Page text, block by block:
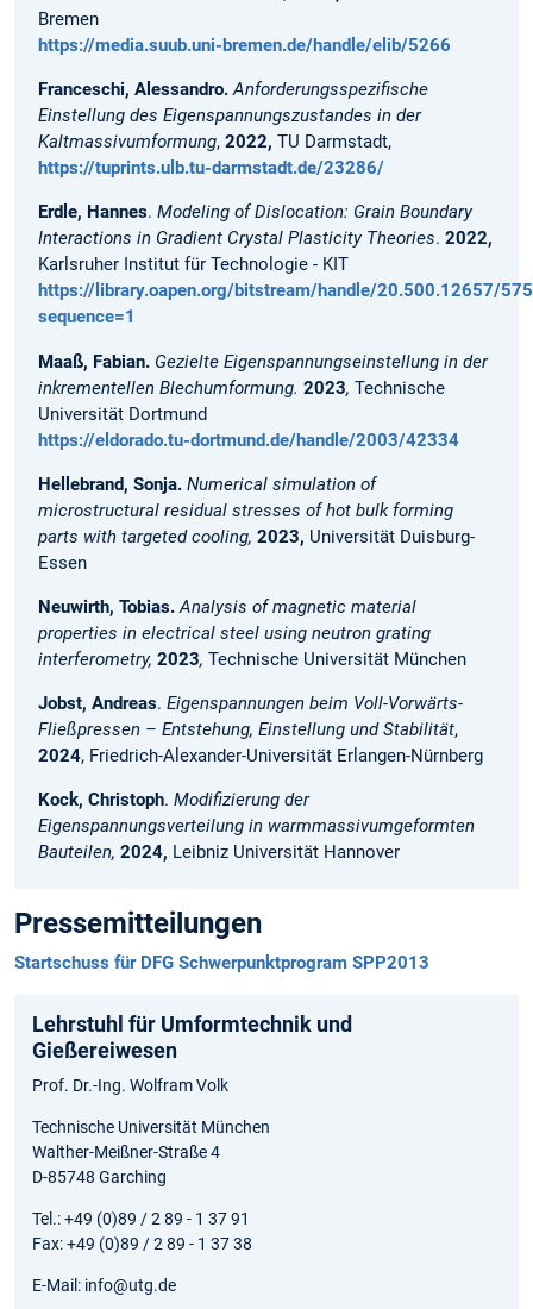
Bremen
https://media.suub.uni-bremen.de/handle/elib/5266
Franceschi, Alessandro.Anforderungsspezifische
Einstellung des Eigenspannungszustandes in der
Kaltmassivumformung, 2022, TU Darmstadt,
https://tuprints.ulb.tu-darmstadt.de/23286/
Erdle, Hannes. Modeling of Dislocation: Grain Boundary
Interactions in Gradient Crystal Plasticity Theories. 2022,
Karlsruher Institut für Technologie - KIT
https://library.oapen.org/bitstream/handle/20.500.12657/
sequence=1
Maaß, Fabian. Gezielte Eigenspannungseinstellung in der
inkrementellen Blechumformung. 2023, Technische
Universität Dortmund
https://eldorado.tu-dortmund.de/handle/2003/42334
Hellebrand, Sonja. Numerical simulation of
microstructural residual stresses of hot bulk forming
parts with targeted cooling, 2023, Universität Duisburg-
Essen
Neuwirth, Tobias.Analysis of magnetic material
properties in electrical steel using neutron grating
interferometry, 2023, Technische Universität München
Jobst, Andreas. Eigenspannungen beim Voll-Vorwärts-
Fließpressen – Entstehung, Einstellung und Stabilität,
2024, Friedrich-Alexander-Universität Erlangen-Nürnberg
Kock, Christoph. Modifizierung der
Eigenspannungsverteilung in warmmassivumgeformten
Bauteilen, 2024, Leibniz Universität Hannover
Pressemitteilungen
Startschuss für DFG Schwerpunktprogram SPP2013
Lehrstuhl für Umformtechnik und
Gießereiwesen
Prof. Dr.-Ing. Wolfram Volk
Technische Universität München
Walther-Meißner-Straße 4
D-85748 Garching
Tel.: +49 (0)89 / 2 89 - 1 37 91
Fax: +49 (0)89 / 2 89 - 1 37 38
E-Mail: info@utg.de